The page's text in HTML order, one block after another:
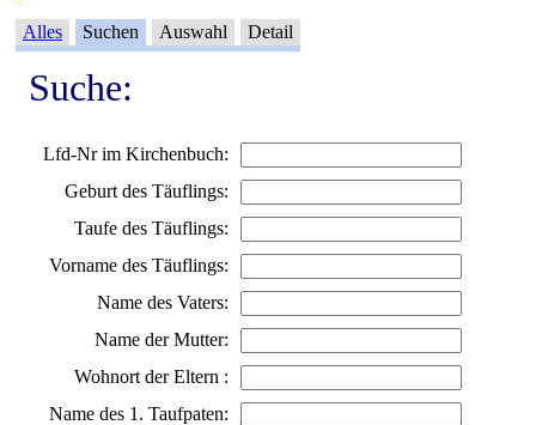
Alles Suchen Auswahl Detail
Suche:
Lfd-Nr im Kirchenbuch:
Geburt des Täuflings:
Taufe des Täuflings:
Vorname des Täuflings:
Name des Vaters:
Name der Mutter:
Wohnort der Eltern :
Name des 1. Taufpaten: